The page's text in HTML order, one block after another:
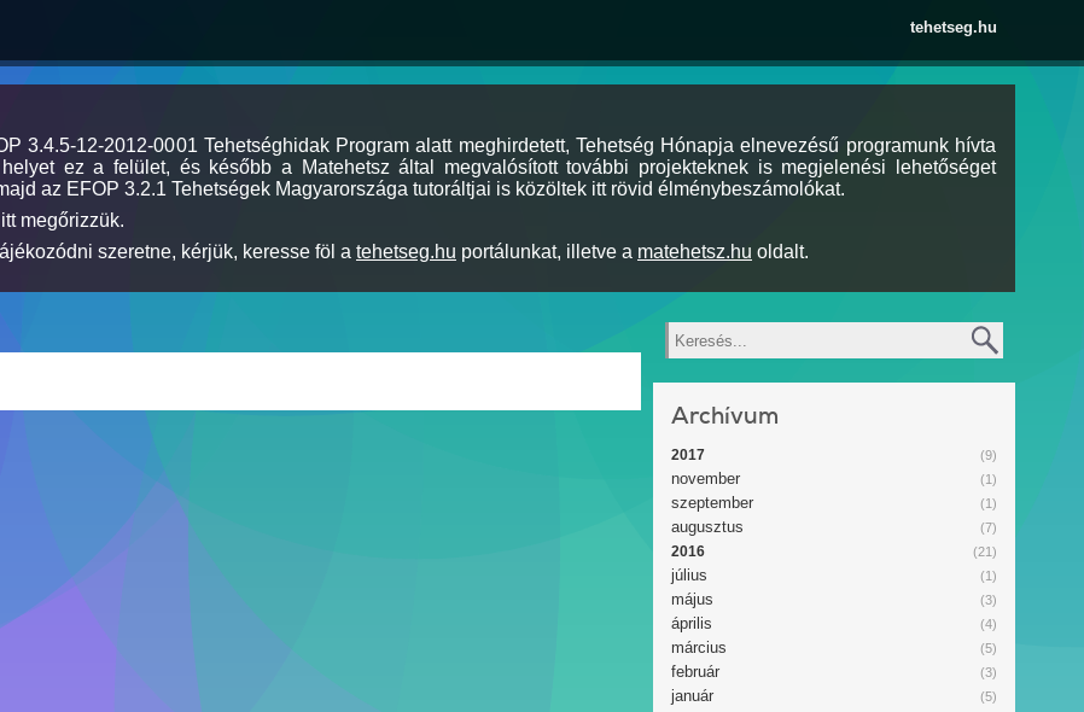
tehetseg.hu
3.4.5-12-2012-0001 Tehetséghidak Program alatt meghirdetett, Tehetség Hónapja elnevezésű programunk hívta
ez a felület, és később a Matehetsz által megvalósított további projekteknek is megjelenési lehetőséget
az EFOP 3.2.1 Tehetségek Magyarországa tutoráltjai is közöltek itt rövid élménybeszámolókat.
megőrizzük.
szeretne, kérjük, keresse föl a tehetseg.hu portálunkat, illetve a matehetsz.hu oldalt.
Keresés
Archívum
(9)
2017
(1)
november
(1)
szeptember
(7)
augusztus
(21)
2016
(1)
július
(3)
május
(4)
április
(5)
március
(3)
február
(5)
január